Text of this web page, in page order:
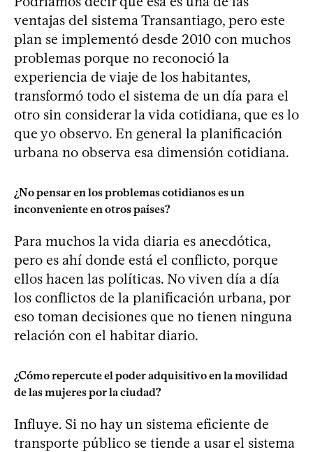
ventajas del sistema Transantiago, pero este
plan se implementó desde 2010 con muchos
problemas porque no reconoció la
experiencia de viaje de los habitantes,
transformó todo el sistema de un día para el
otro sin considerar la vida cotidiana, que es lo
que yo observo. En general la planificación
urbana no observa esa dimensión cotidiana.
¿No pensar en los problemas cotidianos es un
inconveniente en otros países?
Para muchos la vida diaria es anecdótica,
pero es ahí donde está el conflicto, porque
ellos hacen las políticas. No viven día a día
los conflictos de la planificación urbana, por
eso toman decisiones que no tienen ninguna
relación con el habitar diario.
¿Cómo repercute el poder adquisitivo en la movilidad
de las mujeres por la ciudad?
Influye. Si no hay un sistema eficiente de
transporte público se tiende a usar el sistema